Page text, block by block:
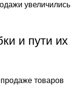
увеличились
и пути их
товаров